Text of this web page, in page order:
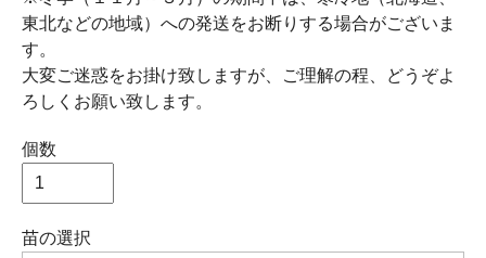
東北などの地域）への発送をお断りする場合がございま
す。
大変ご迷惑をお掛け致しますが、ご理解の程、どうぞよ
ろしくお願い致します。
個数
苗の選択